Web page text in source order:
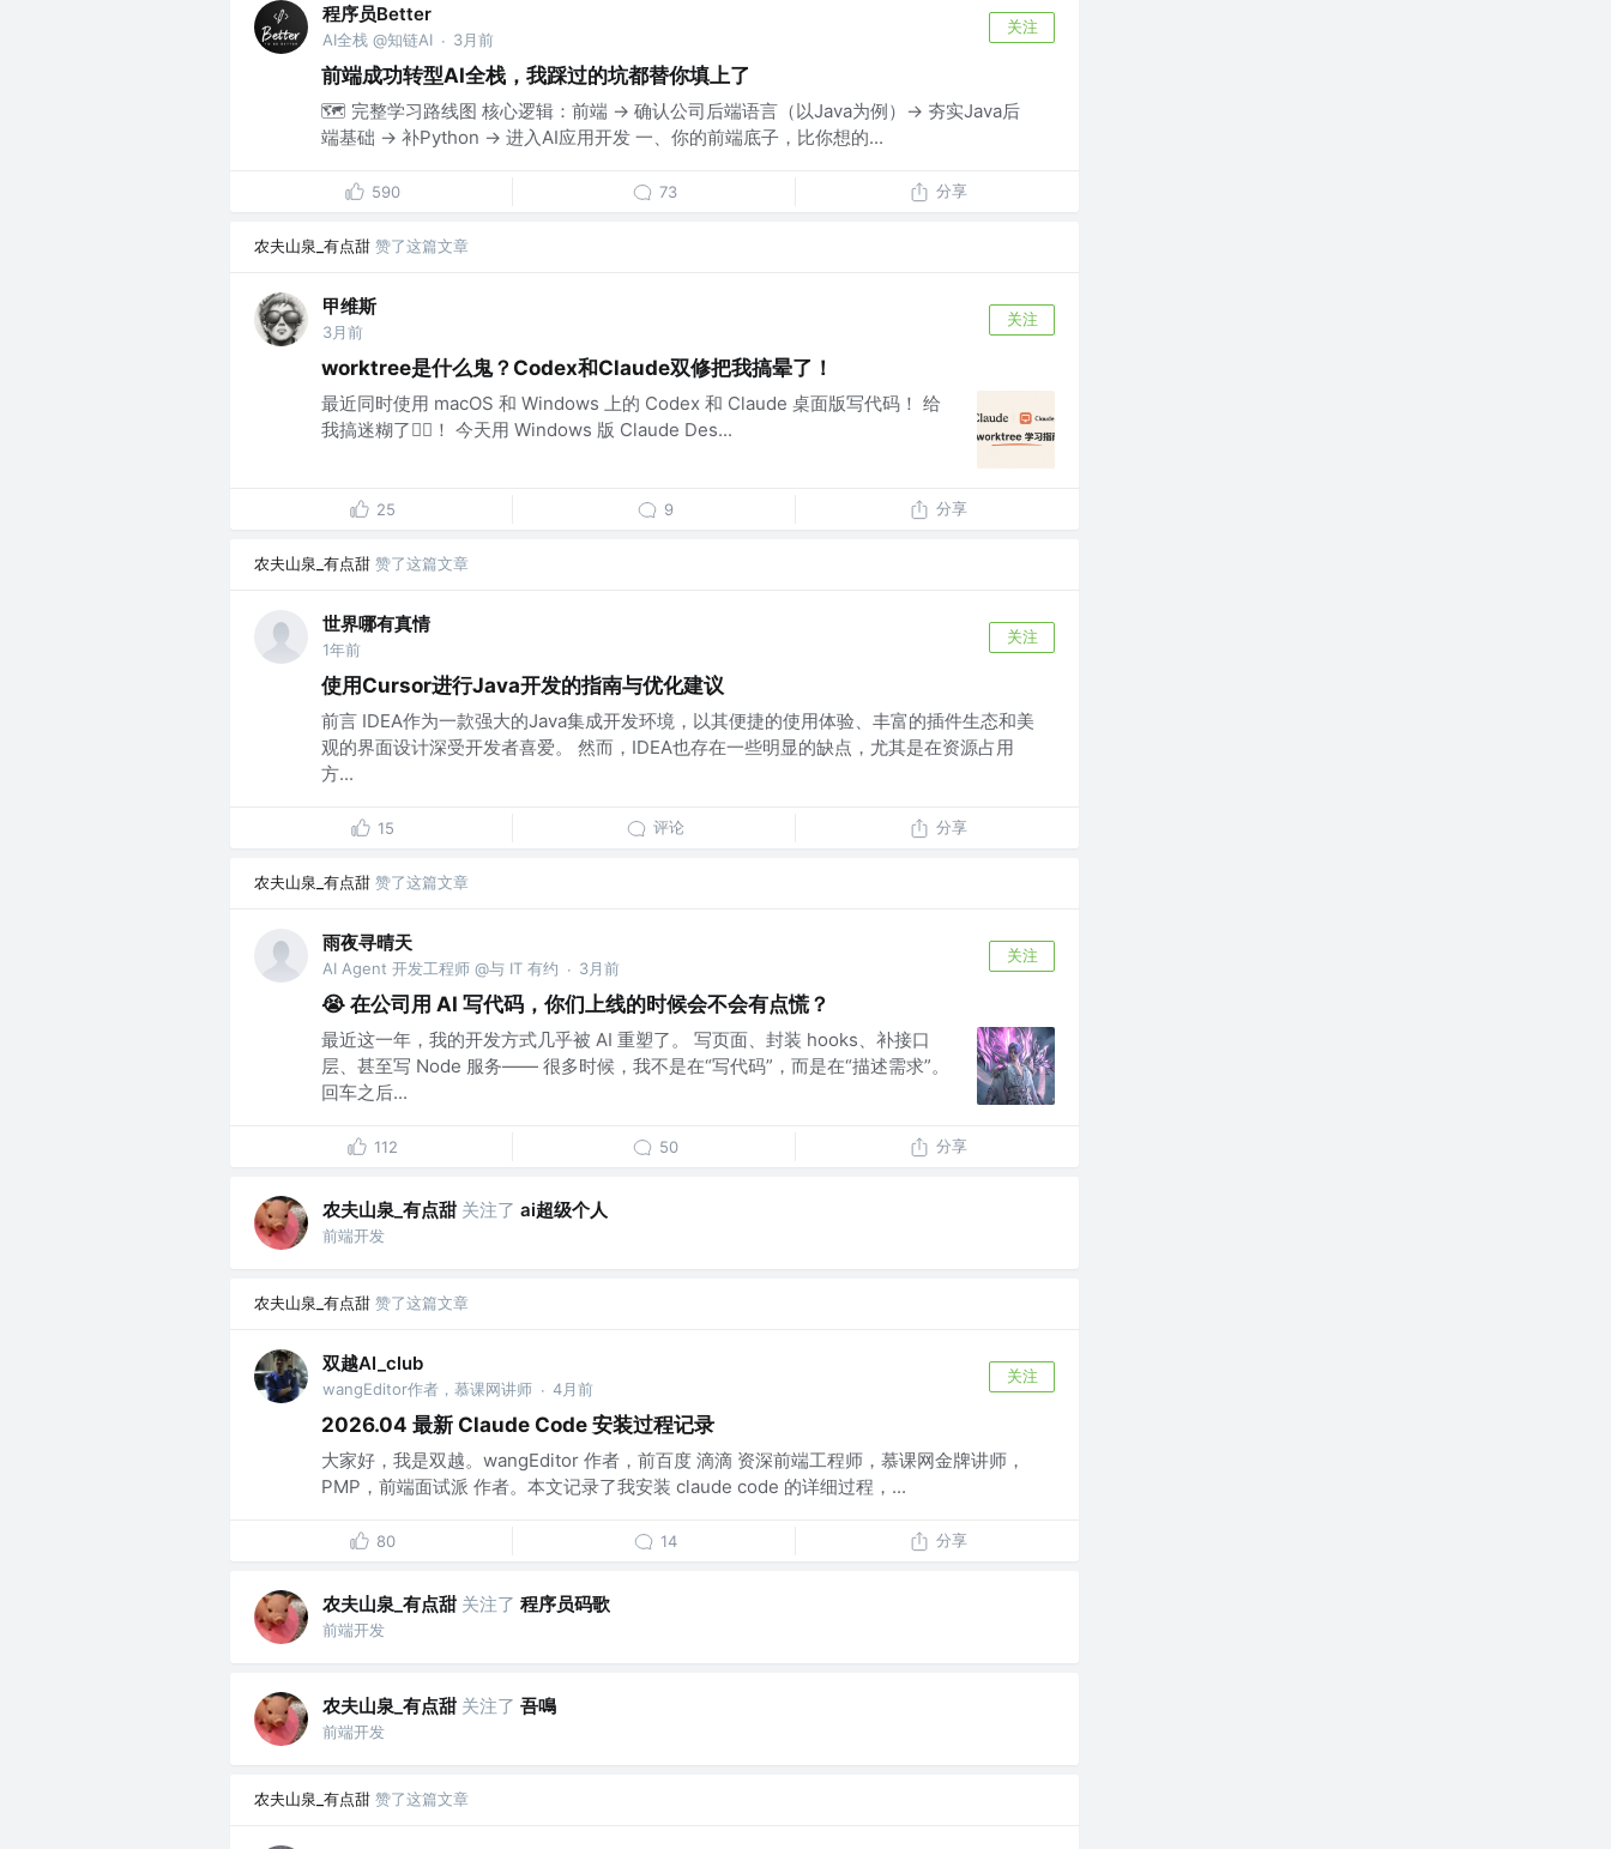
程序员Better
AI全栈 @知链AI · 3月前
关注
前端成功转型AI全栈，我踩过的坑都替你填上了
🗺️ 完整学习路线图 核心逻辑：前端 → 确认公司后端语言（以Java为例）→ 夯实Java后
端基础 → 补Python → 进入AI应用开发 一、你的前端底子，比你想的...
590 73 分享
农夫山泉_有点甜 赞了这篇文章
甲维斯
3月前
关注
worktree是什么鬼？Codex和Claude双修把我搞晕了！
最近同时使用 macOS 和 Windows 上的 Codex 和 Claude 桌面版写代码！ 给
我搞迷糊了😵‍💫！ 今天用 Windows 版 Claude Des...
25 9 分享
农夫山泉_有点甜 赞了这篇文章
世界哪有真情
1年前
关注
使用Cursor进行Java开发的指南与优化建议
前言 IDEA作为一款强大的Java集成开发环境，以其便捷的使用体验、丰富的插件生态和美
观的界面设计深受开发者喜爱。 然而，IDEA也存在一些明显的缺点，尤其是在资源占用
方...
15 评论 分享
农夫山泉_有点甜 赞了这篇文章
雨夜寻晴天
AI Agent 开发工程师 @与 IT 有约 · 3月前
关注
😭 在公司用 AI 写代码，你们上线的时候会不会有点慌？
最近这一年，我的开发方式几乎被 AI 重塑了。 写页面、封装 hooks、补接口
层、甚至写 Node 服务—— 很多时候，我不是在“写代码”，而是在“描述需求”。
回车之后...
112 50 分享
农夫山泉_有点甜 关注了 ai超级个人
前端开发
农夫山泉_有点甜 赞了这篇文章
双越AI_club
wangEditor作者，慕课网讲师 · 4月前
关注
2026.04 最新 Claude Code 安装过程记录
大家好，我是双越。wangEditor 作者，前百度 滴滴 资深前端工程师，慕课网金牌讲师，
PMP，前端面试派 作者。本文记录了我安装 claude code 的详细过程，...
80 14 分享
农夫山泉_有点甜 关注了 程序员码歌
前端开发
农夫山泉_有点甜 关注了 吾鳴
前端开发
农夫山泉_有点甜 赞了这篇文章